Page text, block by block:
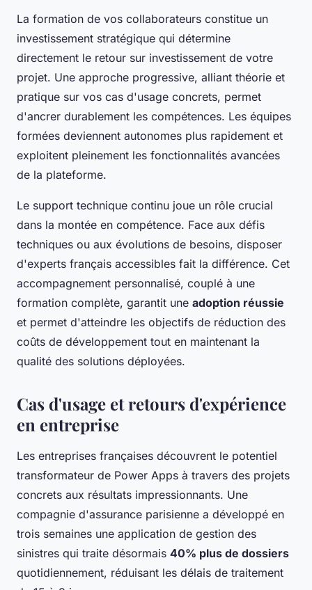
La formation de vos collaborateurs constitue un
investissement stratégique qui détermine
directement le retour sur investissement de votre
projet. Une approche progressive, alliant théorie et
pratique sur vos cas d'usage concrets, permet
d'ancrer durablement les compétences. Les équipes
formées deviennent autonomes plus rapidement et
exploitent pleinement les fonctionnalités avancées
de la plateforme.
Le support technique continu joue un rôle crucial
dans la montée en compétence. Face aux défis
techniques ou aux évolutions de besoins, disposer
d'experts français accessibles fait la différence. Cet
accompagnement personnalisé, couplé à une
formation complète, garantit une adoption réussie
et permet d'atteindre les objectifs de réduction des
coûts de développement tout en maintenant la
qualité des solutions déployées.
Cas d'usage et retours d'expérience
en entreprise
Les entreprises françaises découvrent le potentiel
transformateur de Power Apps à travers des projets
concrets aux résultats impressionnants. Une
compagnie d'assurance parisienne a développé en
trois semaines une application de gestion des
sinistres qui traite désormais 40% plus de dossiers
quotidiennement, réduisant les délais de traitement